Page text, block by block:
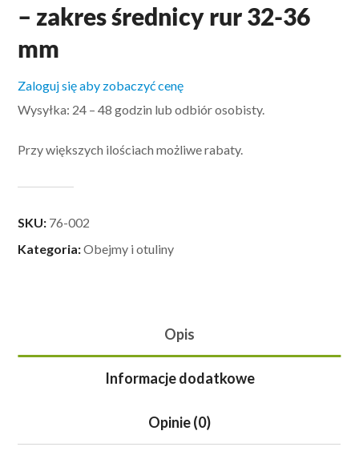
– zakres średnicy rur 32-36
mm
Zaloguj się aby zobaczyć cenę
Wysyłka: 24 – 48 godzin lub odbiór osobisty.
Przy większych ilościach możliwe rabaty.
SKU: 76-002
Kategoria:Obejmy i otuliny
Opis
Informacje dodatkowe
Opinie (0)